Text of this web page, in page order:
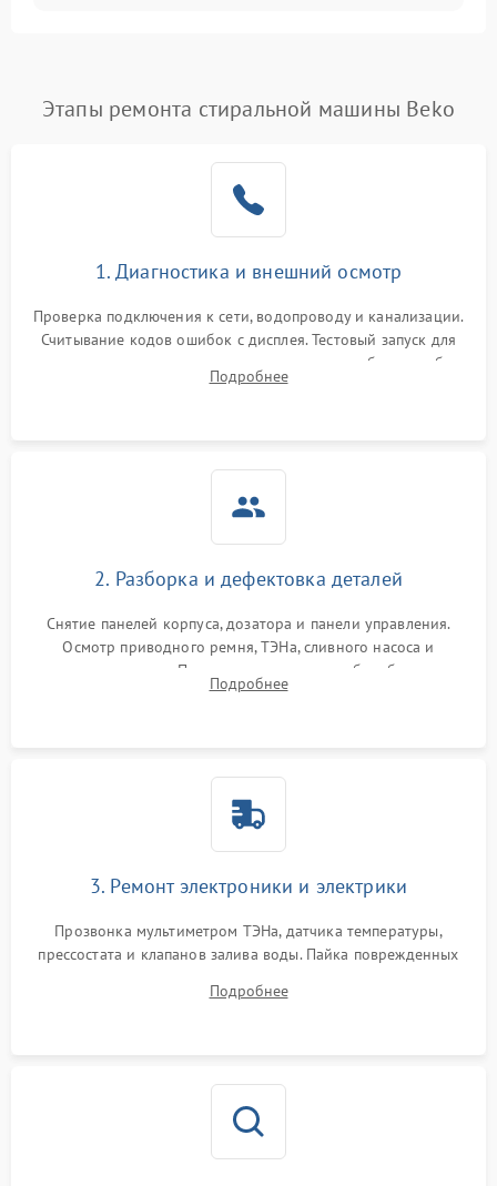
Замена платы управления Подробнее →
Этапы ремонта стиральной машины Beko
1. Диагностика и внешний осмотр
Проверка подключения к сети, водопроводу и канализации.
Считывание кодов ошибок с дисплея. Тестовый запуск для
выявления посторонних шумов, протечек или сбоев в работе
электронного модуля управления.
Подробнее
2. Разборка и дефектовка деталей
Снятие панелей корпуса, дозатора и панели управления.
Осмотр приводного ремня, ТЭНа, сливного насоса и
амортизаторов. Проверка подшипников барабана и
крестовины на износ, а манжеты люка на разрывы.
Подробнее
3. Ремонт электроники и электрики
Прозвонка мультиметром ТЭНа, датчика температуры,
прессостата и клапанов залива воды. Пайка поврежденных
Восстановление целостности проводки и контактов.
Подробнее